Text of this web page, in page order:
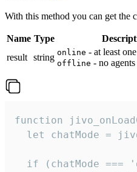
With this method you can get the
Name Type
result string online - at least
offline - no
function
let chatMode =
if (chatMode ===